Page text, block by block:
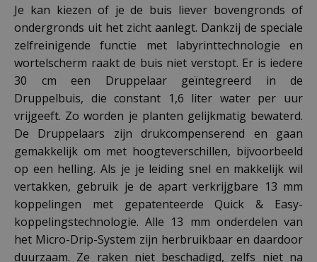
Je kan kiezen of je de buis liever bovengronds of
ondergronds uit het zicht aanlegt. Dankzij de speciale
zelfreinigende functie met labyrinttechnologie en
wortelscherm raakt de buis niet verstopt. Er is iedere
30 cm een Druppelaar geïntegreerd in de
Druppelbuis, die constant 1,6 liter water per uur
vrijgeeft. Zo worden je planten gelijkmatig bewaterd.
De Druppelaars zijn drukcompenserend en gaan
gemakkelijk om met hoogteverschillen, bijvoorbeeld
op een helling. Als je je leiding snel en makkelijk wil
vertakken, gebruik je de apart verkrijgbare 13 mm
koppelingen met gepatenteerde Quick & Easy-
koppelingstechnologie. Alle 13 mm onderdelen van
het Micro-Drip-System zijn herbruikbaar en daardoor
duurzaam. Ze raken niet beschadigd, zelfs niet na